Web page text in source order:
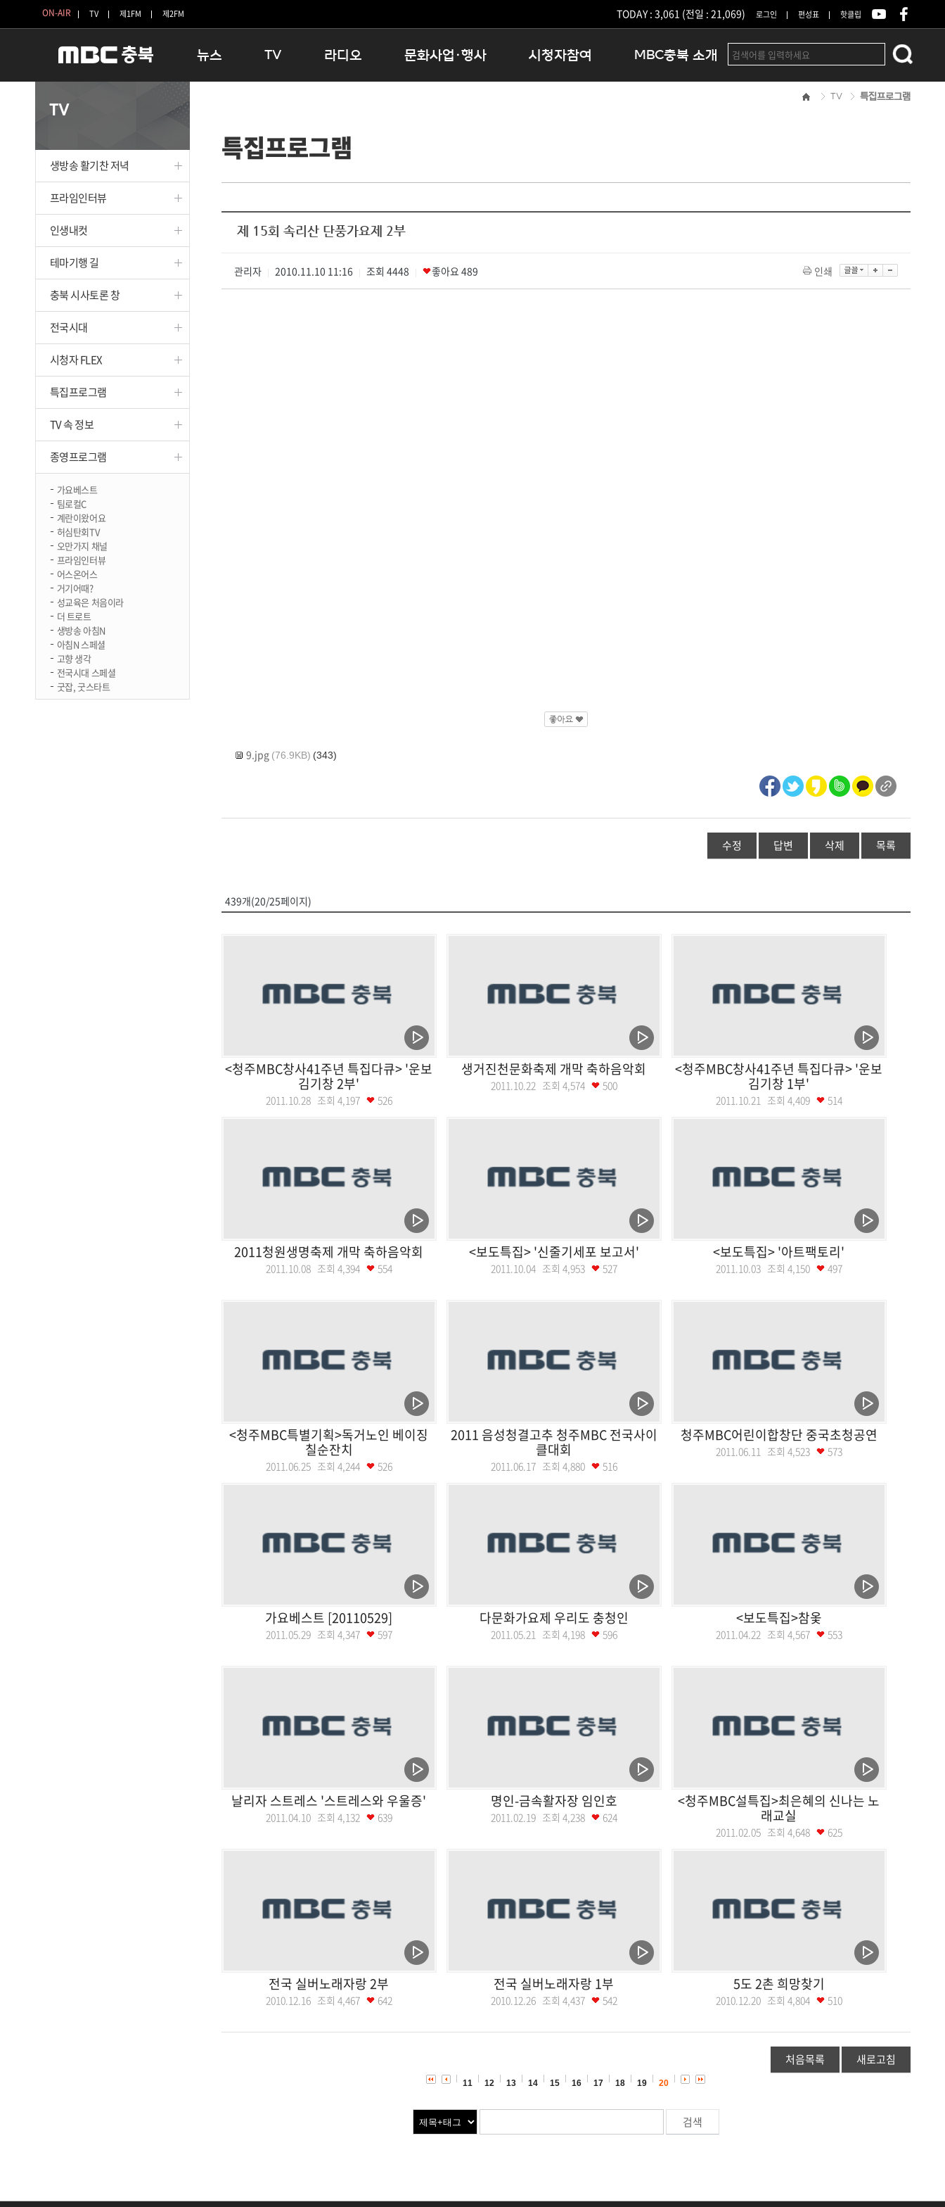
ON-AIR TV 제1FM 제2FM TODAY : 3,061 (전일 : 21,069) 로그인 편성표 핫클립
뉴스
보은
옥천
TV
인생내컷
테마기행 길
시청자 FLEX
특집프로그램
종영프로그램
라디오
16:00 완벽한 하루
우리 고향, 부탁해!
문화사업·행사
충청북도 음식문화페스타
청원생명쌀 대청호마라톤
로컬 콘텐츠 Hub
문화행사 아카이빙
시청자참여 MBC충북 소개
오시는길
TV
생방송 활기찬 저녁
프라임인터뷰
인생내컷
테마기행 길
충북 시사토론 창
전국시대
시청자 FLEX
특집프로그램
TV 속 정보
종영프로그램
가요베스트
팀로컬C
계란이왔어요
허심탄회TV
오만가지 채널
프라임인터뷰
어스온어스
거기어때?
성교육은 처음이라
더 트로트
생방송 아침N
아침N 스페셜
고향 생각
전국시대 스페셜
굿잡, 굿스타트
TV 특집프로그램
특집프로그램
제 15회 속리산 단풍가요제 2부
관리자 2010.11.10 11:16 조회 4448 좋아요489 인쇄
9.jpg (76.9KB) (343)
수정 답변 삭제 목록
439개(20/25페이지)
<청주MBC창사41주년 특집다큐> '운보
김기창 2부'
2011.10.28 조회 4,197 526
생거진천문화축제 개막 축하음악회
2011.10.22 조회 4,574 500
<청주MBC창사41주년 특집다큐> '운보
김기창 1부'
2011.10.21 조회 4,409 514
2011청원생명축제 개막 축하음악회
2011.10.08 조회 4,394 554
<보도특집> '신줄기세포 보고서'
2011.10.04 조회 4,953 527
<보도특집> '아트팩토리'
2011.10.03 조회 4,150 497
<청주MBC특별기획>독거노인 베이징
칠순잔치
2011.06.25 조회 4,244 526
2011 음성청결고추 청주MBC 전국사이
클대회
2011.06.17 조회 4,880 516
청주MBC어린이합창단 중국초청공연
2011.06.11 조회 4,523 573
가요베스트 [20110529]
2011.05.29 조회 4,347 597
다문화가요제 우리도 충청인
2011.05.21 조회 4,198 596
<보도특집>참옻
2011.04.22 조회 4,567 553
날리자 스트레스 '스트레스와 우울증'
2011.04.10 조회 4,132 639
명인-금속활자장 임인호
2011.02.19 조회 4,238 624
<청주MBC설특집>최은혜의 신나는 노
래교실
2011.02.05 조회 4,648 625
전국 실버노래자랑 2부
2010.12.16 조회 4,467 642
전국 실버노래자랑 1부
2010.12.26 조회 4,437 542
5도 2촌 희망찾기
2010.12.20 조회 4,804 510
처음목록 새로고침
11 12 13 14 15 16 17 18 19 20